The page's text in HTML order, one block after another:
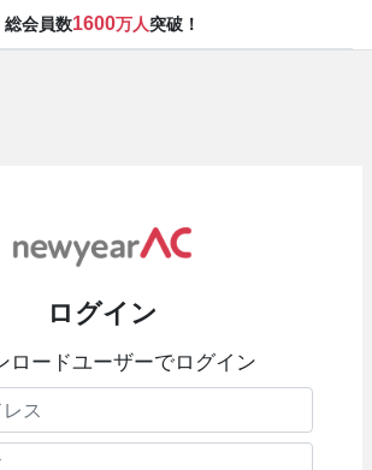
総会員数1600万人突破！
ログイン
ロードユーザーでログイン